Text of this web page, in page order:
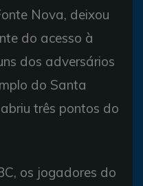
Nova, deixou
do acesso à
dos adversários
do Santa
três pontos do
os jogadores do